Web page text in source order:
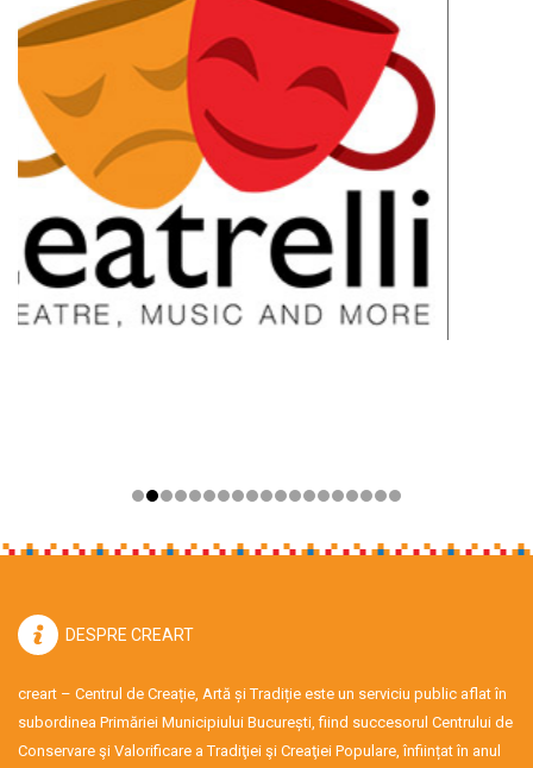
DESPRE CREART
creart – Centrul de Creație, Artă și Tradiție este un serviciu public aflat în
subordinea Primăriei Municipiului București, fiind succesorul Centrului de
Conservare şi Valorificare a Tradiţiei şi Creaţiei Populare, înființat în anul